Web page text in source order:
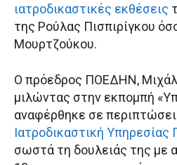
ιατροδικαστικές εκθέσεις
της Ρούλας Πισπιρίγκου
Μουρτζούκου.
Ο πρόεδρος ΠΟΕΔΗΝ,
μιλώντας στην εκπομπή
αναφέρθηκε σε
Ιατροδικαστική Υπηρεσίας
σωστά τη δουλειάς της με